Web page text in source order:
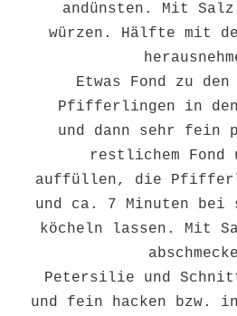
andünsten. Mit
würzen. Hälfte mit
Etwas Fond zu
Pfifferlingen in den
und dann sehr fein
restlichem Fond
auffüllen, die
und ca. 7 Minuten bei
köcheln lassen. Mit
Petersilie und
und fein hacken bzw.